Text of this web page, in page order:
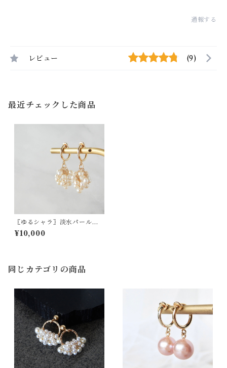
通報する
レビュー (9)
最近チェックした商品
〖ゆるシャラ〗淡水パールピ
アス/イヤリング（mini）14kg
f【1416】
¥10,000
同じカテゴリの商品